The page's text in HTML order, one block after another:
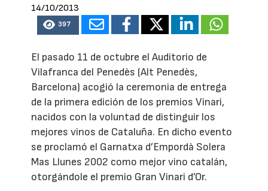
14/10/2013
397
El pasado 11 de octubre el Auditorio de
Vilafranca del Penedès (Alt Penedès,
Barcelona) acogió la ceremonia de entrega
de la primera edición de los premios Vinari,
nacidos con la voluntad de distinguir los
mejores vinos de Cataluña. En dicho evento
se proclamó el Garnatxa d’Empordà Solera
Mas Llunes 2002 como mejor vino catalán,
otorgándole el premio Gran Vinari d’Or.